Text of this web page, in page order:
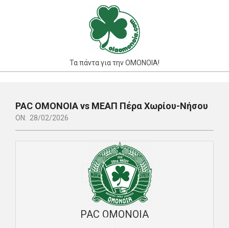
Τα πάντα για την ΟΜΟΝΟΙΑ!
Navigation
Menu
PAC ΟΜΟΝΟΙΑ vs ΜΕΑΠ Πέρα Χωρίου-Νήσου
ON: 28/02/2026
PAC ΟΜΟΝΟΙΑ